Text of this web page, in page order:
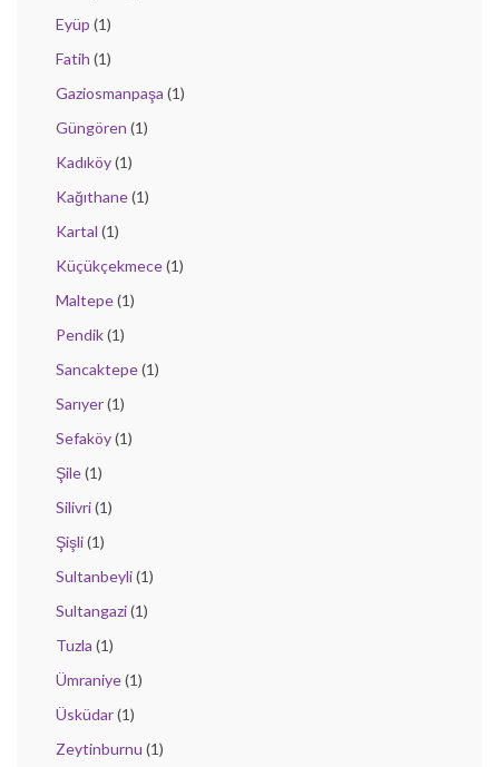
Eyüp (1)
Fatih (1)
Gaziosmanpaşa (1)
Güngören (1)
Kadıköy(1)
Kağıthane(1)
Kartal (1)
Küçükçekmece(1)
Maltepe(1)
Pendik(1)
Sancaktepe(1)
Sarıyer(1)
Sefaköy(1)
Şile(1)
Silivri(1)
Şişli(1)
Sultanbeyli(1)
Sultangazi(1)
Tuzla (1)
Ümraniye(1)
Üsküdar(1)
Zeytinburnu (1)